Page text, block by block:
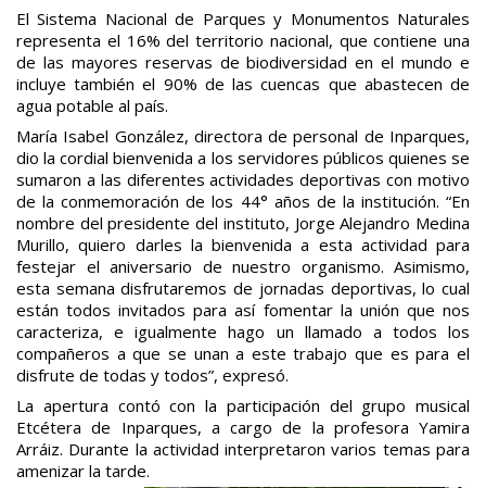
El Sistema Nacional de Parques y Monumentos Naturales
representa el 16% del territorio nacional, que contiene una
de las mayores reservas de biodiversidad en el mundo e
incluye también el 90% de las cuencas que abastecen de
agua potable al país.
María Isabel González, directora de personal de Inparques,
dio la cordial bienvenida a los servidores públicos quienes se
sumaron a las diferentes actividades deportivas con motivo
de la conmemoración de los 44° años de la institución. “En
nombre del presidente del instituto, Jorge Alejandro Medina
Murillo, quiero darles la bienvenida a esta actividad para
festejar el aniversario de nuestro organismo. Asimismo,
esta semana disfrutaremos de jornadas deportivas, lo cual
están todos invitados para así fomentar la unión que nos
caracteriza, e igualmente hago un llamado a todos los
compañeros a que se unan a este trabajo que es para el
disfrute de todas y todos”, expresó.
La apertura contó con la participación del grupo musical
Etcétera de Inparques, a cargo de la profesora Yamira
Arráiz. Durante la actividad interpretaron varios temas para
amenizar la tarde.